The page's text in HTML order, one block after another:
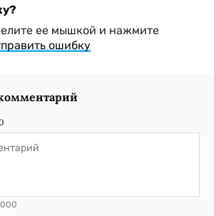
ее мышкой и нажмите
ошибку